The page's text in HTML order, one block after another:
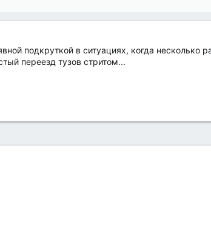
подкруткой в ситуациях, когда несколько
переезд тузов стритом...